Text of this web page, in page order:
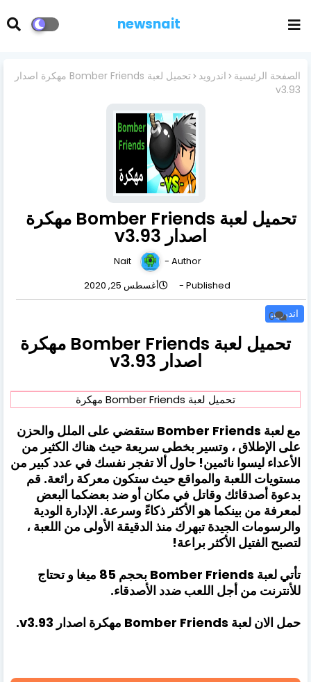
newsnait
الصفحة الرئيسية اندرويد
تحميل لعبة Bomber Friends مهكرة اصدار
v3.93
تحميل لعبة Bomber Friends مهكرة
اصدار v3.93
Author -
Nait
Published -
أغسطس 25, 2020
اندرويد0
تحميل لعبة Bomber Friends مهكرة
اصدار v3.93
تحميل لعبة Bomber Friends مهكرة
مع لعبة Bomber Friends ستقضي على الملل والحزن
على الإطلاق ، وتسير بخطى سريعة حيث هناك الكثير من
الأعداء ليسوا نائمين! حاول ألا تفجر نفسك في عدد كبير من
مستويات اللعبة والمواقع حيث ستكون معركة رائعة. قم
بدعوة أصدقائك وقاتل في مكان أو ضد بعضكما البعض
لمعرفة من بينكما هو الأكثر ذكاءً وسرعة. الإدارة الودية
والرسومات الجيدة تبهرك منذ الدقيقة الأولى من اللعبة ،
لتصبح الفتيل الأكثر براعة!
تأتي لعبة Bomber Friends بحجم 85 ميغا و تحتاج
للأنترنت من أجل اللعب ضدد الأصدقاء.
حمل الان لعبة Bomber Friends مهكرة اصدار v3.93.